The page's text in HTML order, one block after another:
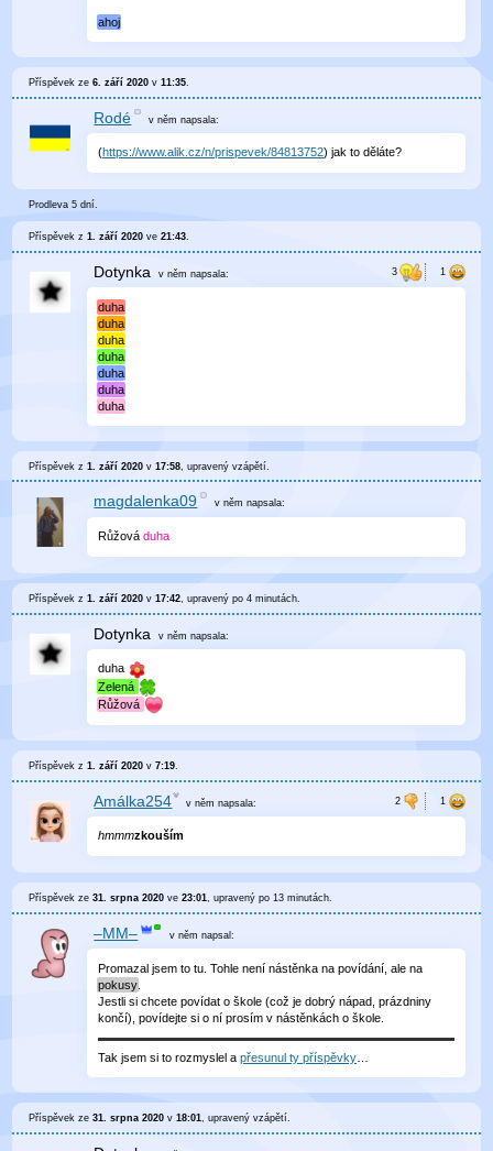
ahoj
Příspěvek ze6. září 2020 v11:35
Rodé v němnapsala:
(https://www.alik.cz/n/prispevek/84813752) jak to děláte?
Prodleva 5 dní.
Příspěvek z1. září 2020 ve21:43.
Dotynka v něm napsala:
duha
duha
duha
duha
duha
duha
duha
Příspěvek z1. září 2020 v17:58 , upravenývzápětí
magdalenka09 v němnapsala:
Růžováduha
Příspěvek z1. září 2020 v17:42 , upravenýpo 4 minutách
Dotynka v něm napsala:
duha
Zelená
Růžová
Příspěvek z1. září 2020 v7:19
Amálka254 v něm napsala:
hmmmzkouším
Příspěvek ze31. srpna 2020 ve23:01, upravenýpo 13 minutách.
–MM– v něm napsal:
Promazal jsem to tu. Tohle není nástěnka na povídání, ale na
pokusy
Jestli si chcete povídat o škole (což je dobrý nápad, prázdniny
končí), povídejte si o ní prosím v nástěnkách o škole.
Tak jsem si to rozmyslel apřesunul ty příspěvky
Příspěvek ze31. srpna 2020 v18:01 , upravenývzápětí